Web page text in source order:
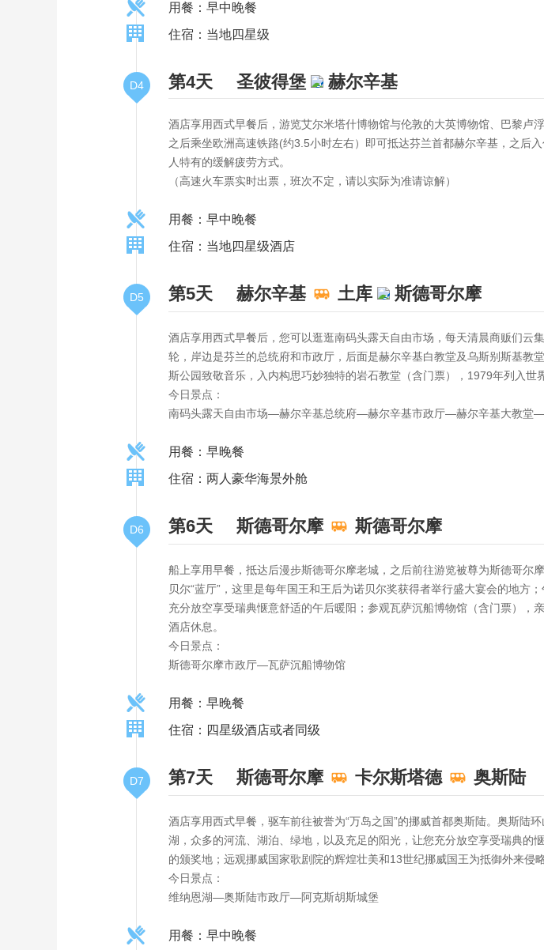
用餐：早中晚餐
住宿：当地四星级
D4 第4天 圣彼得堡 赫尔辛基
酒店享用西式早餐后，游览艾尔米塔什博物馆与伦敦的大英博物馆、巴黎卢
之后乘坐欧洲高速铁路(约3.5小时左右）即可抵达芬兰首都赫尔辛基，之后
人特有的缓解疲劳方式。
（高速火车票实时出票，班次不定，请以实际为准请谅解）
用餐：早中晚餐
住宿：当地四星级酒店
D5 第5天 赫尔辛基 土库 斯德哥尔摩
酒店享用西式早餐后，您可以逛逛南码头露天自由市场，每天清晨商贩们
轮，岸边是芬兰的总统府和市政厅，后面是赫尔辛基白教堂及乌斯别斯基
斯公园致敬音乐，入内构思巧妙独特的岩石教堂（含门票），1979年列入世
今日景点：
南码头露天自由市场—赫尔辛基总统府—赫尔辛基市政厅—赫尔辛基大教
用餐：早晚餐
住宿：两人豪华海景外舱
D6 第6天 斯德哥尔摩 斯德哥尔摩
船上享用早餐，抵达后漫步斯德哥尔摩老城，之后前往游览被尊为斯德哥
贝尔“蓝厅”，这里是每年国王和王后为诺贝尔奖获得者举行盛大宴会的地
充分放空享受瑞典惬意舒适的午后暖阳；参观瓦萨沉船博物馆（含门票）
酒店休息。
今日景点：
斯德哥尔摩市政厅—瓦萨沉船博物馆
用餐：早晚餐
住宿：四星级酒店或者同级
D7 第7天 斯德哥尔摩 卡尔斯塔德 奥斯陆
酒店享用西式早餐，驱车前往被誉为“万岛之国”的挪威首都奥斯陆。奥斯陆
湖，众多的河流、湖泊、绿地，以及充足的阳光，让您充分放空享受瑞典
的颁奖地；远观挪威国家歌剧院的辉煌壮美和13世纪挪威国王为抵御外来侵
今日景点：
维纳恩湖—奥斯陆市政厅—阿克斯胡斯城堡
用餐：早中晚餐